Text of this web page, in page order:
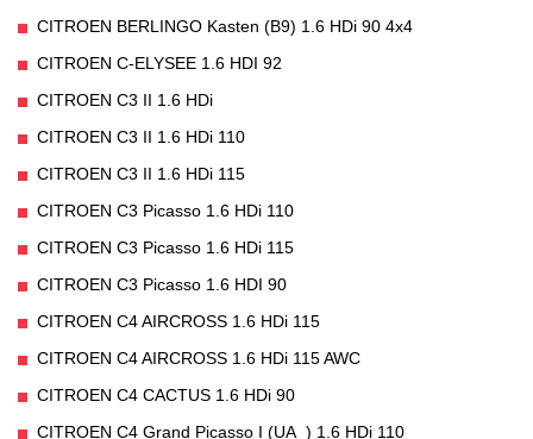
CITROEN BERLINGO Kasten (B9) 1.6 HDi 90 4x4
CITROEN C-ELYSEE 1.6 HDI 92
CITROEN C3 II 1.6 HDi
CITROEN C3 II 1.6 HDi 110
CITROEN C3 II 1.6 HDi 115
CITROEN C3 Picasso 1.6 HDi 110
CITROEN C3 Picasso 1.6 HDi 115
CITROEN C3 Picasso 1.6 HDI 90
CITROEN C4 AIRCROSS 1.6 HDi 115
CITROEN C4 AIRCROSS 1.6 HDi 115 AWC
CITROEN C4 CACTUS 1.6 HDi 90
CITROEN C4 Grand Picasso I (UA_) 1.6 HDi 110